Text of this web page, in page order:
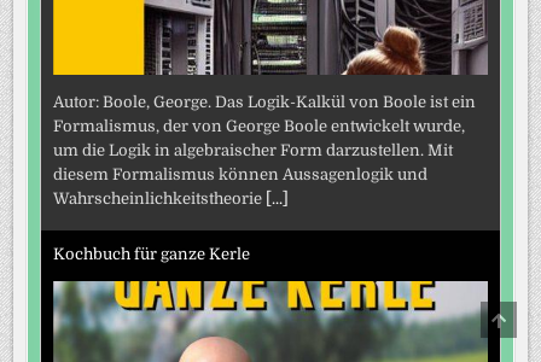
Autor: Boole, George. Das Logik-Kalkül von Boole ist ein
Formalismus, der von George Boole entwickelt wurde,
um die Logik in algebraischer Form darzustellen. Mit
diesem Formalismus können Aussagenlogik und
Wahrscheinlichkeitstheorie [...]
Kochbuch für ganze Kerle
TO
TOP